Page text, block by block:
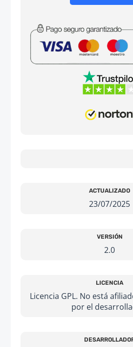
ACTUALIZADO
23/07/2025
VERSIÓN
2.0
LICENCIA
Licencia GPL. No está
por el